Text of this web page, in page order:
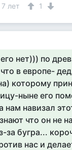
7 лет 1
нет))) по
в европе-
которому
ныне его
нам навизал
что он не
за бугра...
нас и